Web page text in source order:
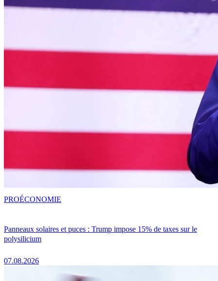
Panneaux solaires et puces : Trump impose 15% de taxes sur le
polysilicium
07.08.2026
PROÉCONOMIE